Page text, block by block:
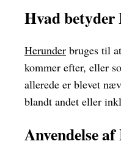
Hvad betyder
Herunder bruges til
kommer efter, eller
allerede er blevet
blandt andet eller
Anvendelse